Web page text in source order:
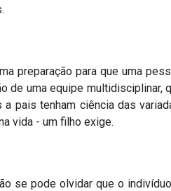
preparação para que uma
de uma equipe
a pais tenham ciência das
vida - um filho exige.
se pode olvidar que o